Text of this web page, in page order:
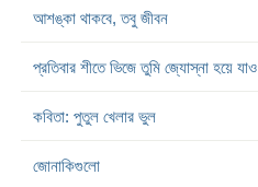
আশঙ্কা থাকবে, তবু জীবন
প্রতিবার শীতে ভিজে তুমি জ্যোস্না হয়ে যাও
কবিতা: পুতুল খেলার ভুল
জোনাকিগুলো